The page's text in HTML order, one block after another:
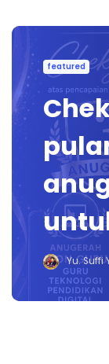
featured
Yu. Suffi